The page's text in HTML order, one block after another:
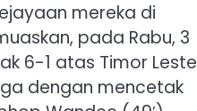
mereka di
pada Rabu, 3
6-1 atas Timor Leste
dengan mencetak